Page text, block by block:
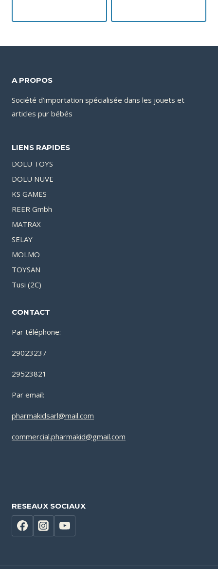
A PROPOS
Société d’importation spécialisée dans les jouets et
articles pur bébés
LIENS RAPIDES
DOLU TOYS
DOLU NUVE
KS GAMES
REER Gmbh
MATRAX
SELAY
MOLMO
TOYSAN
Tusi (2C)
CONTACT
Par téléphone:
29023237
29523821
Par email:
pharmakidsarl@mail.com
commercial.pharmakid@gmail.com
RESEAUX SOCIAUX